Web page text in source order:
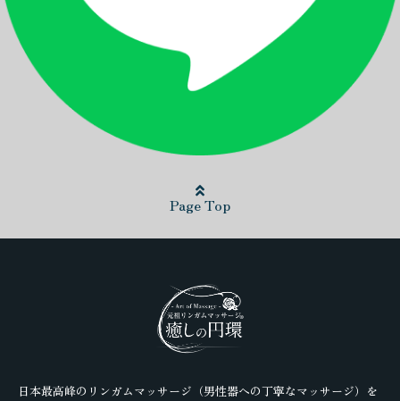
Page Top
日本最高峰のリンガムマッサージ（男性器への丁寧なマッサージ）を